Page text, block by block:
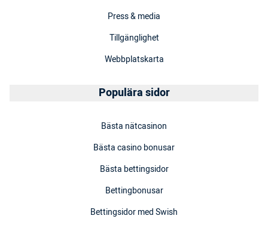
Press & media
Tillgänglighet
Webbplatskarta
Populära sidor
Bästa nätcasinon
Bästa casino bonusar
Bästa bettingsidor
Bettingbonusar
Bettingsidor med Swish